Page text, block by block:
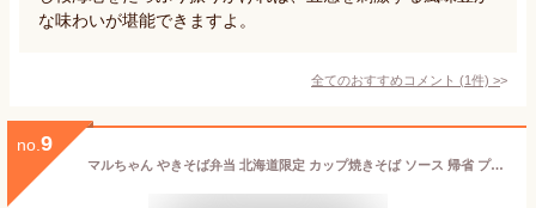
な味わいが堪能できますよ。
全てのおすすめコメント (1件) >
no. 9
マルちゃん やきそば弁当 北海道限定 カップ焼きそば ソース 帰省 プレゼント ギフト 人気バレンタイン やきそば ご当地